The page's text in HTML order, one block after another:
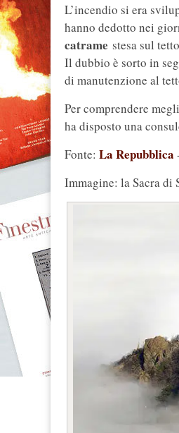
L’incendio si era
hanno dedotto nei
catrame stesa sul
Il dubbio è sorto in
di manutenzione al
Per comprendere
ha disposto una
Fonte: La Repubblica
Immagine: la Sacra di